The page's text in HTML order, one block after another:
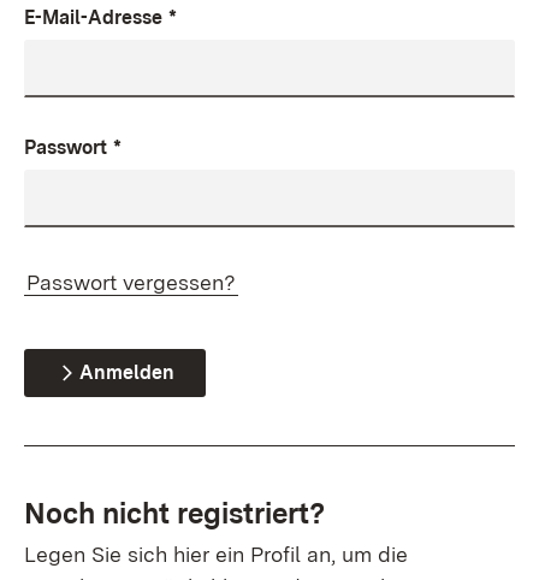
E-Mail-Adresse *
Passwort *
Passwort vergessen?
Anmelden
Noch nicht registriert?
Legen Sie sich hier ein Profil an, um die